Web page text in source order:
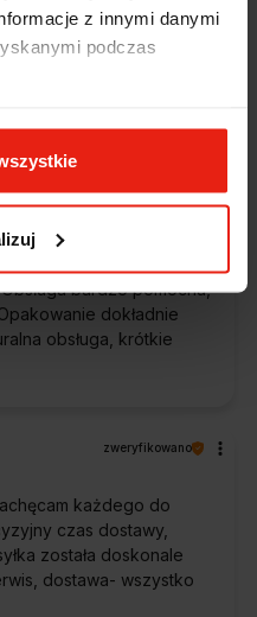
z innymi danymi
podczas
zweryfikowano
bardzo pomocna,
dokładnie
obsługa, krótkie
zweryfikowano
każdego do
czas dostawy,
została doskonale
dostawa- wszystko